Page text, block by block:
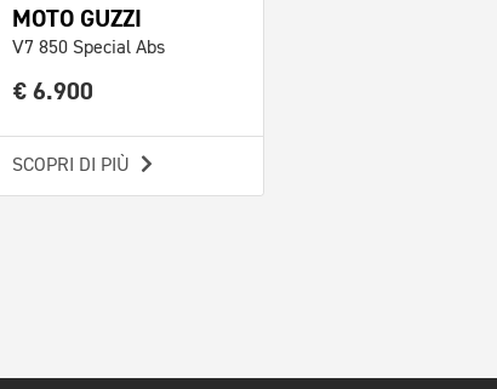
MOTO GUZZI
V7 850 Special Abs
€ 6.900
SCOPRI DI PIÙ